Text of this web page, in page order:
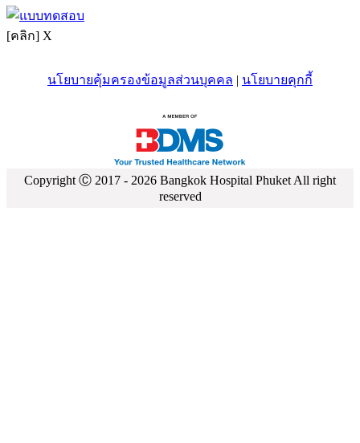
[คลิก] X
นโยบายคุ้มครองข้อมูลส่วนบุคคล | นโยบายคุกกี้
Copyright Ⓒ 2017 - 2026 Bangkok Hospital Phuket All right
reserved